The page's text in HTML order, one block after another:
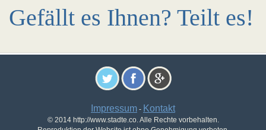
Gefällt es Ihnen? Teilt es!
Impressum - Kontakt
© 2014 http://www.stadte.co. Alle Rechte vorbehalten.